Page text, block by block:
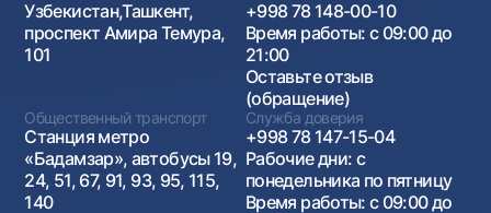
Узбекистан,Ташкент,
проспект Амира Темура,
101
+998 78 148-00-10
Время работы: с 09:00 до
21:00
Оставьте отзыв
(обращение)
Общественный транспорт
Станция метро
«Бадамзар», автобусы 19,
24, 51, 67, 91, 93, 95, 115,
140
Служба доверия
+998 78 147-15-04
Рабочие дни: с
понедельника по пятницу
Время работы: с 09:00 до